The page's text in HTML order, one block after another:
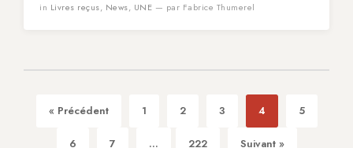
in Livres reçus, News, UNE — par Fabrice Thumerel
« Précédent 1 2 3 4 5
6 7 ... 222 Suivant »